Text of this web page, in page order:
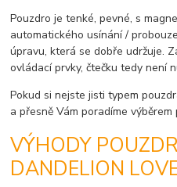
Pouzdro je tenké, pevné, s
automatického usínání /
úpravu, která se dobře udržuje.
ovládací prvky, čtečku tedy není
Pokud si nejste jisti typem
a přesně Vám poradíme výběrem
VÝHODY
DANDELION